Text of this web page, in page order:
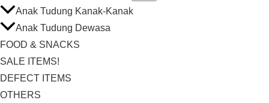
Anak Tudung Kanak-Kanak
Anak Tudung Dewasa
FOOD & SNACKS
SALE ITEMS!
DEFECT ITEMS
OTHERS